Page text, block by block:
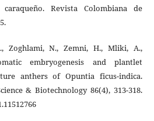
Revista Colombiana de
Zoghlami, N., Zemni, H., Mliki, A.,
embryogenesis and plantlet
anthers of Opuntia ficus-indica.
& Biotechnology 86(4), 313-318.